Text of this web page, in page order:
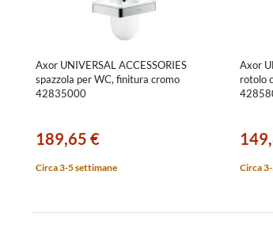
Axor UNIVERSAL ACCESSORIES
spazzola per WC, finitura cromo
42835000
189,65 €
Circa 3-5 settimane
Axor
rotolo
Circa